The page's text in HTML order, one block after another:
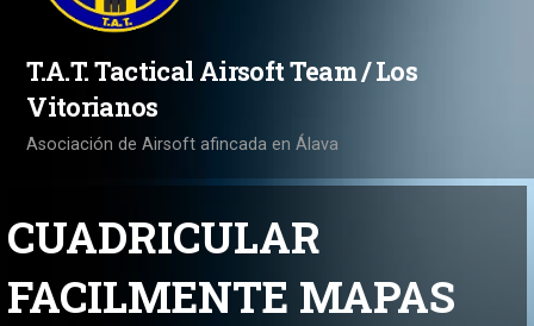
T.A.T. Tactical Airsoft Team / Los
Vitorianos
Asociación de Airsoft afincada en Álava
CUADRICULAR
FACILMENTE MAPAS